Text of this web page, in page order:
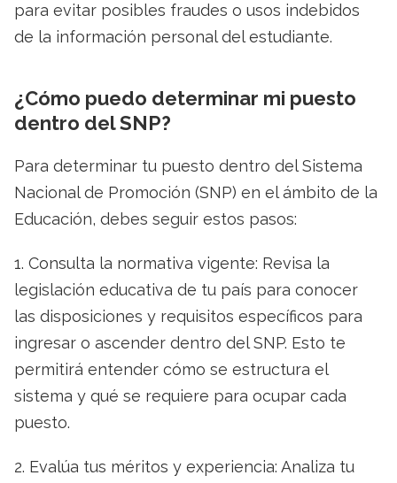
para evitar posibles fraudes o usos indebidos
de la información personal del estudiante.
¿Cómo puedo determinar mi puesto
dentro del SNP?
Para determinar tu puesto dentro del Sistema
Nacional de Promoción (SNP) en el ámbito de la
Educación, debes seguir estos pasos:
1. Consulta la normativa vigente: Revisa la
legislación educativa de tu país para conocer
las disposiciones y requisitos específicos para
ingresar o ascender dentro del SNP. Esto te
permitirá entender cómo se estructura el
sistema y qué se requiere para ocupar cada
puesto.
2. Evalúa tus méritos y experiencia: Analiza tu